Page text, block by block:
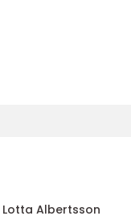
Lotta Albertsson